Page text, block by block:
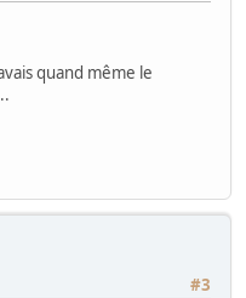
quand même le
#3